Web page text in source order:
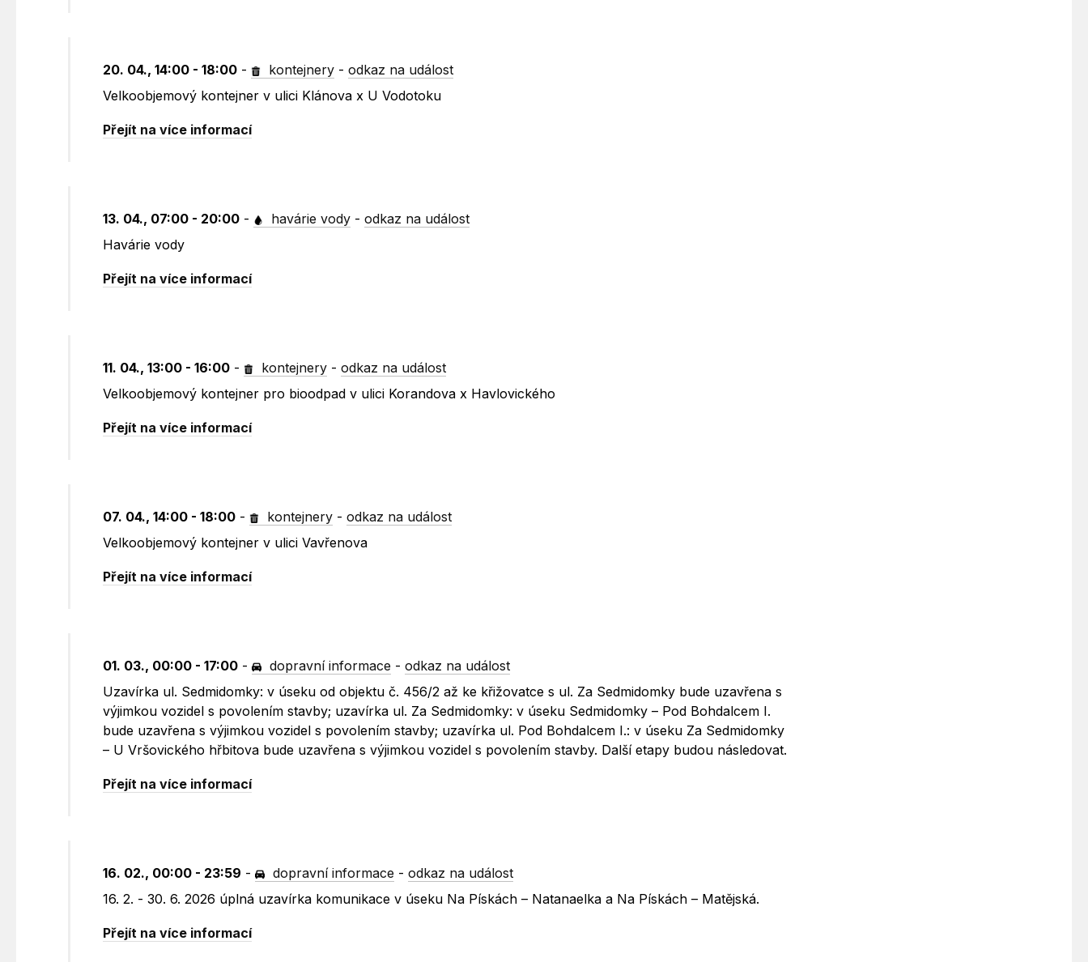
20. 04., 14:00 - 18:00 - kontejnery -odkaz na událost
Velkoobjemový kontejner v ulici Klánova x U Vodotoku
Přejít na více informací
13. 04., 07:00 - 20:00 - havárie vody -odkaz na událost
Havárie vody
Přejít na více informací
11. 04., 13:00 - 16:00 - kontejnery -odkaz na událost
Velkoobjemový kontejner pro bioodpad v ulici Korandova x Havlovického
Přejít na více informací
07. 04., 14:00 - 18:00 - kontejnery -odkaz na událost
Velkoobjemový kontejner v ulici Vavřenova
Přejít na více informací
01. 03., 00:00 - 17:00 - dopravní informace -odkaz na událost
Uzavírka ul. Sedmidomky: v úseku od objektu č. 456/2 až ke křižovatce s ul. Za Sedmidomky bude uzavřena s
výjimkou vozidel s povolením stavby; uzavírka ul. Za Sedmidomky: v úseku Sedmidomky – Pod Bohdalcem I.
bude uzavřena s výjimkou vozidel s povolením stavby; uzavírka ul. Pod Bohdalcem I.: v úseku Za Sedmidomky
– U Vršovického hřbitova bude uzavřena s výjimkou vozidel s povolením stavby. Další etapy budou následovat.
Přejít na více informací
16. 02., 00:00 - 23:59 - dopravní informace -odkaz na událost
16. 2. - 30. 6. 2026 úplná uzavírka komunikace v úseku Na Pískách – Natanaelka a Na Pískách – Matějská.
Přejít na více informací